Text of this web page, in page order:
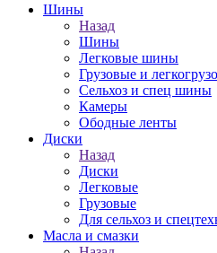
Шины
Назад
Шины
Легковые шины
Грузовые и
Сельхоз и спец шины
Камеры
Ободные ленты
Диски
Назад
Диски
Легковые
Грузовые
Для сельхоз и
Масла и смазки